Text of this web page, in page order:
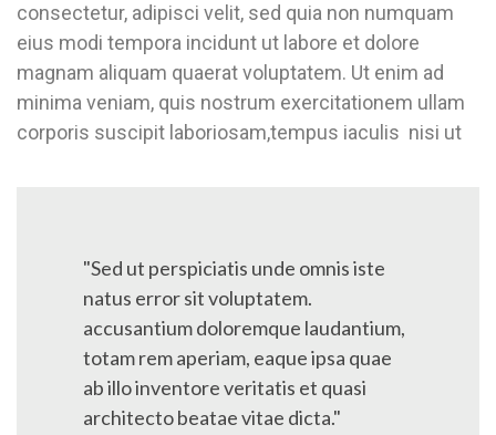
consectetur, adipisci velit, sed quia non numquam
eius modi tempora incidunt ut labore et dolore
magnam aliquam quaerat voluptatem. Ut enim ad
minima veniam, quis nostrum exercitationem ullam
corporis suscipit laboriosam,tempus iaculis nisi ut
"Sed ut perspiciatis unde omnis iste
natus error sit voluptatem.
accusantium doloremque laudantium,
totam rem aperiam, eaque ipsa quae
ab illo inventore veritatis et quasi
architecto beatae vitae dicta."